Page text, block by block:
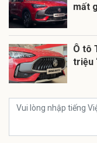
mất
Ô tô
triệu